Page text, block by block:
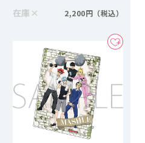
在庫 × 2,200円